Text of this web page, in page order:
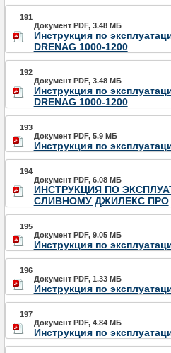
191
Документ PDF, 3.48 МБ
Инструкция по
DRENAG 1000-1200
192
Документ PDF, 3.48 МБ
Инструкция по
DRENAG 1000-1200
193
Документ PDF, 5.9 МБ
Инструкция по
194
Документ PDF, 6.08 МБ
ИНСТРУКЦИЯ ПО
СЛИВНОМУ ДЖИЛЕКС ПРО
195
Документ PDF, 9.05 МБ
Инструкция по
196
Документ PDF, 1.33 МБ
Инструкция по
197
Документ PDF, 4.84 МБ
Инструкция по